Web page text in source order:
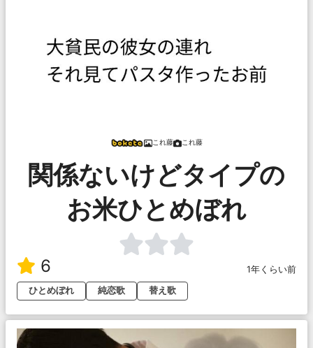
これ藤 これ藤
関係ないけどタイプの
お米ひとめぼれ
6
1年くらい前
ひとめぼれ
純恋歌 替え歌